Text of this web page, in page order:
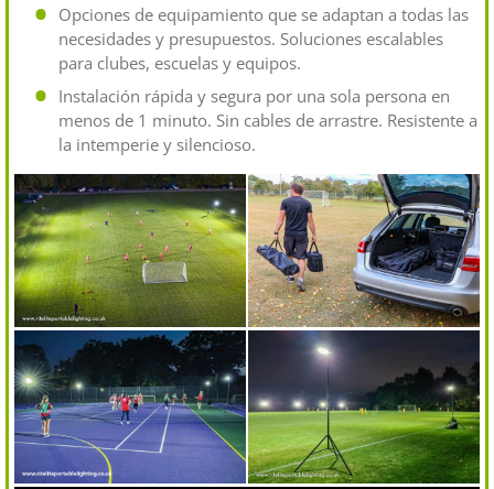
Opciones de equipamiento que se adaptan a todas las
necesidades y presupuestos. Soluciones escalables
para clubes, escuelas y equipos.
Instalación rápida y segura por una sola persona en
menos de 1 minuto. Sin cables de arrastre. Resistente a
la intemperie y silencioso.